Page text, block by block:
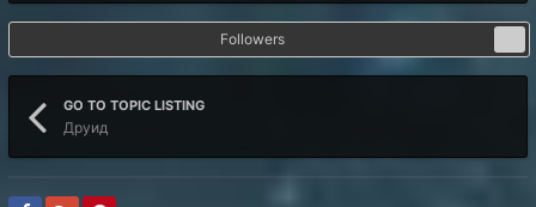
Followers
GO TO TOPIC LISTING
Друид